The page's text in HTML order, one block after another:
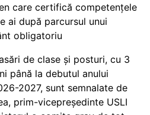
care certifică competențele
ai după parcursul unui
obligatoriu
de clase și posturi, cu 3
până la debutul anului
2027, sunt semnalate de
prim-vicepreședinte USLI